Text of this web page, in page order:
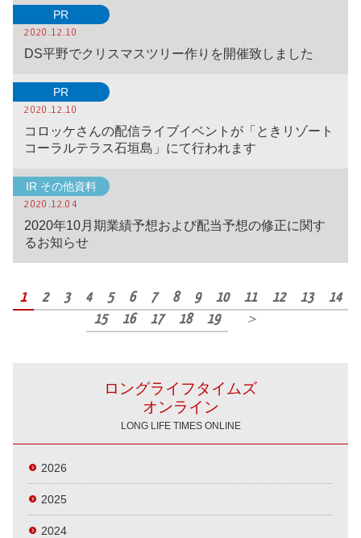
PR
2020.12.10
DS平野でクリスマスツリー作りを開催致しました
PR
2020.12.10
コロッケさんの配信ライブイベントが「ときリゾート
コーラルテラス石垣島」にて行われます
IR その他資料
2020.12.04
2020年10月期業績予想および配当予想の修正に関す
るお知らせ
1 2 3 4 5 6 7 8 9 10 11 12 13
14
15
16 17 18 19 ＞
ロングライフタイムズ
オンライン
LONG LIFE TIMES ONLINE
2026
2025
2024